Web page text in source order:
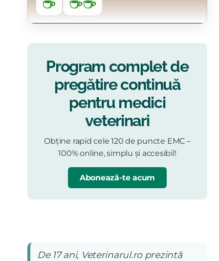
Program complet de
pregătire continuă
pentru medici
veterinari
Obține rapid cele 120 de puncte EMC –
100% online, simplu și accesibil!
Abonează-te acum
De 17 ani, Veterinarul.ro prezintă